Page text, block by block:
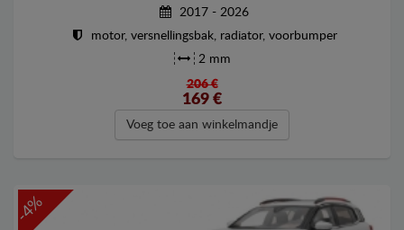
2017 - 2026
motor, versnellingsbak, radiator, voorbumper
2 mm
206 €
169 €
Voeg toe aan winkelmandje
-4%